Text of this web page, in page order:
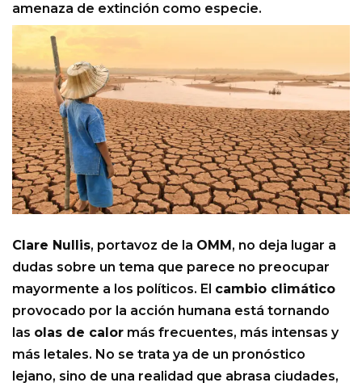
amenaza de extinción como especie.
Clare Nullis, portavoz de la OMM , no deja lugar a
dudas sobre un tema que parece no preocupar
mayormente a los políticos. El cambio climático
provocado por la acción humana está tornando
las olas de calor más frecuentes, más intensas y
más letales. No se trata ya de un pronóstico
lejano, sino de una realidad que abrasa ciudades,